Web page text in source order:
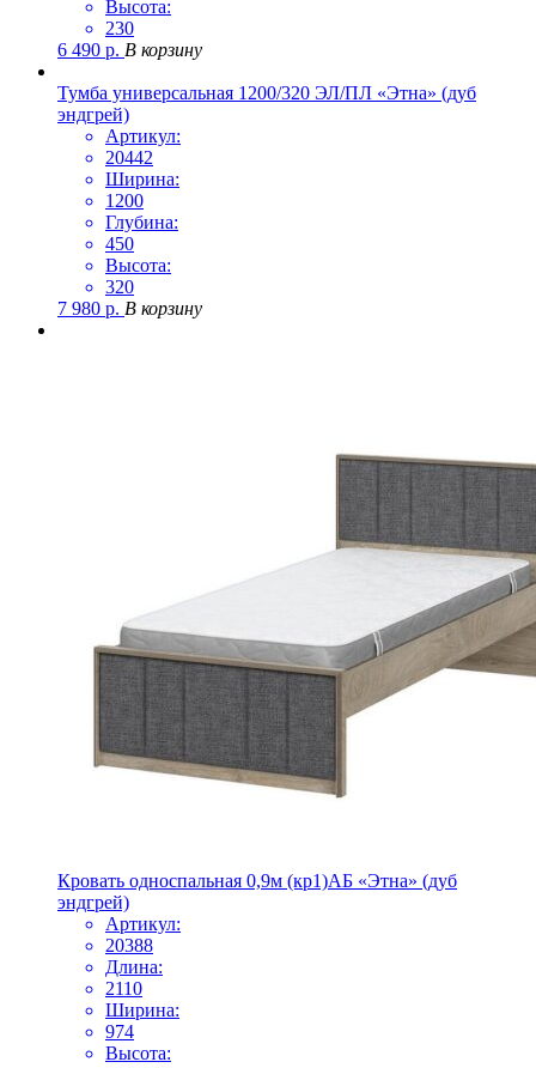
Высота:
230
6 490 р. В корзину
Тумба универсальная 1200/320 ЭЛ/ПЛ «Этна» (дуб
эндгрей)
Артикул:
20442
Ширина:
1200
Глубина:
450
Высота:
320
7 980 р. В корзину
Кровать односпальная 0,9м (кр1)АБ «Этна» (дуб
эндгрей)
Артикул:
20388
Длина:
2110
Ширина:
974
Высота: